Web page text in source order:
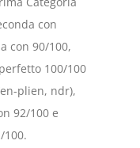
con
con 90/100,
100/100
plien, ndr),
92/100 e
100.